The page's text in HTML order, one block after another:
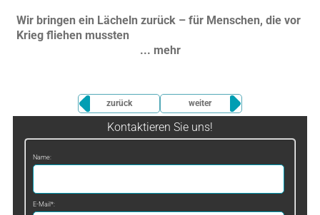
Wir bringen ein Lächeln zurück – für Menschen, die vor
Krieg fliehen mussten
... mehr
zurück weiter
Kontaktieren Sie uns!
Name:
E-Mail*: